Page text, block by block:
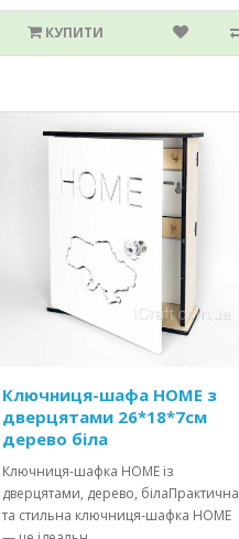
КУПИТИ
Ключниця-шафа HOME з
дверцятами 26*18*7см
дерево біла
Ключниця-шафка HOME із
дверцятами, дерево, білаПрактична
та стильна ключниця-шафка HOME